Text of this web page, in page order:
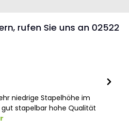
rufen Sie uns an 02522
niedrige Stapelhöhe im
stapelbar hohe Qualität